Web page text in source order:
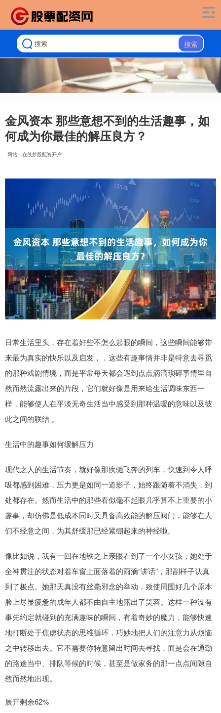
搜索
金风资本 那些意想不到的生活趣事，如
何成为你最佳的解压良方？
网站：在线炒股配资开户
日常生活里头，存在着好些不怎么起眼的瞬间，这些瞬间能够带
来最为真实的快乐以及启发，，这些有趣事情并非是特意去寻觅
的那种戏剧情境，而是平常每天都会遇到点点滴滴琐碎事情里自
然而然流露出来的片段，它们就好像是用来给生活调味东西一
样，能够使人在平淡无奇生活当中感受到那种温暖的意味以及彼
此之间的联结 。
生活中的趣事如何缓解压力
现代之人的生活节奏，就好像那疾驰飞奔的列车，快速到令人呼
吸都感到困难，压力更是如同一道影子，始终跟随着不消失，到
处都存在。然而生活中的那些看似毫不起眼几乎算不上重要的小
趣事，却仿佛是低成本同时又具备高效能的解压阀门，能够在人
们不经意之间，为其舒缓那已经紧绷起来的神经啦。
像比如说，我有一回在地铁之上亲眼看到了一个小女孩，她处于
全神贯注的状态对着车窗上面落着的雨滴“讲话”，那副样子认真
到了极点。她那天真没有丝毫邪念的举动，致使周围好几个原本
脸上尽显疲惫的成年人都不由自主地露出了笑容。这样一种没有
事先约定就碰到的充满趣味的瞬间，有着奇妙的魔力，能够快速
地打断处于焦虑状态的思维循环，巧妙地把人们的注意力从烦恼
之中转移出去。它不需要你特意留出时间去寻找，而是会在通勤
的路途当中、排队等候的时候，甚至是做家务的那一点点间隙自
然而然地出现。
展开剩余62%